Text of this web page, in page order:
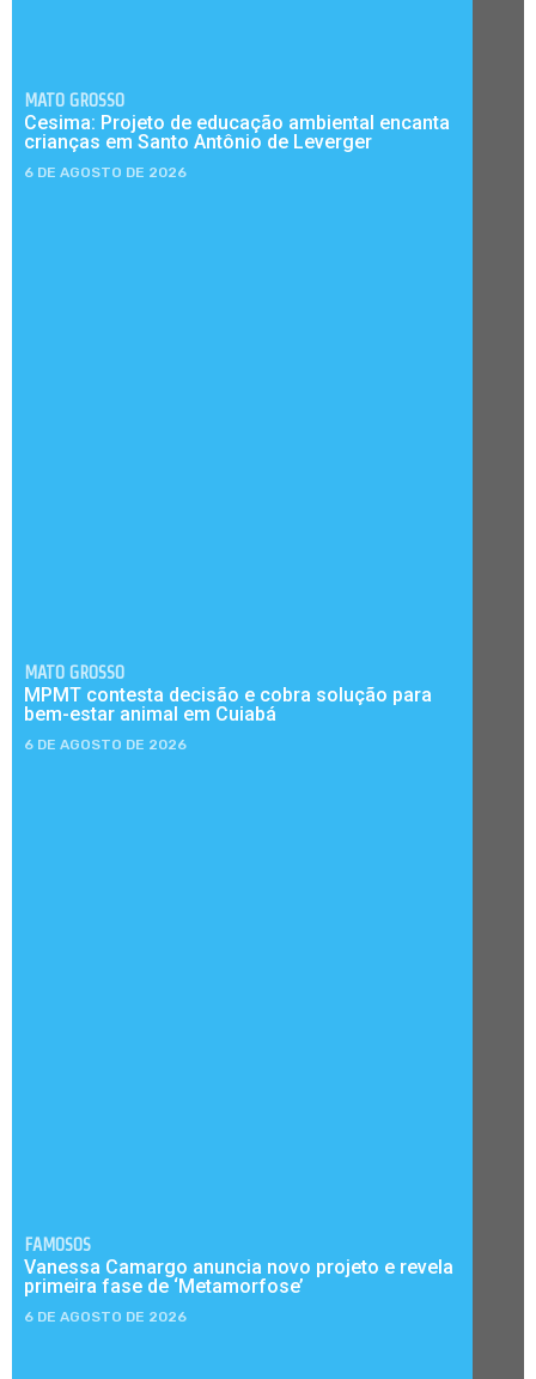
MATO GROSSO
Cesima: Projeto de educação ambiental encanta
crianças em Santo Antônio de Leverger
6 DE AGOSTO DE 2026
MATO GROSSO
MPMT contesta decisão e cobra solução para
bem-estar animal em Cuiabá
6 DE AGOSTO DE 2026
FAMOSOS
Vanessa Camargo anuncia novo projeto e revela
primeira fase de ‘Metamorfose’
6 DE AGOSTO DE 2026